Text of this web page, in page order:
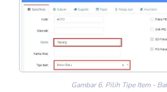
Gambar 6. Pilih Tipe Item -